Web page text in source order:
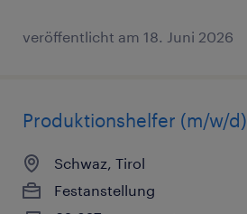
veröffentlicht am 18. Juni 2026
Produktionshelfer (m/w/d)
Schwaz, Tirol
Festanstellung